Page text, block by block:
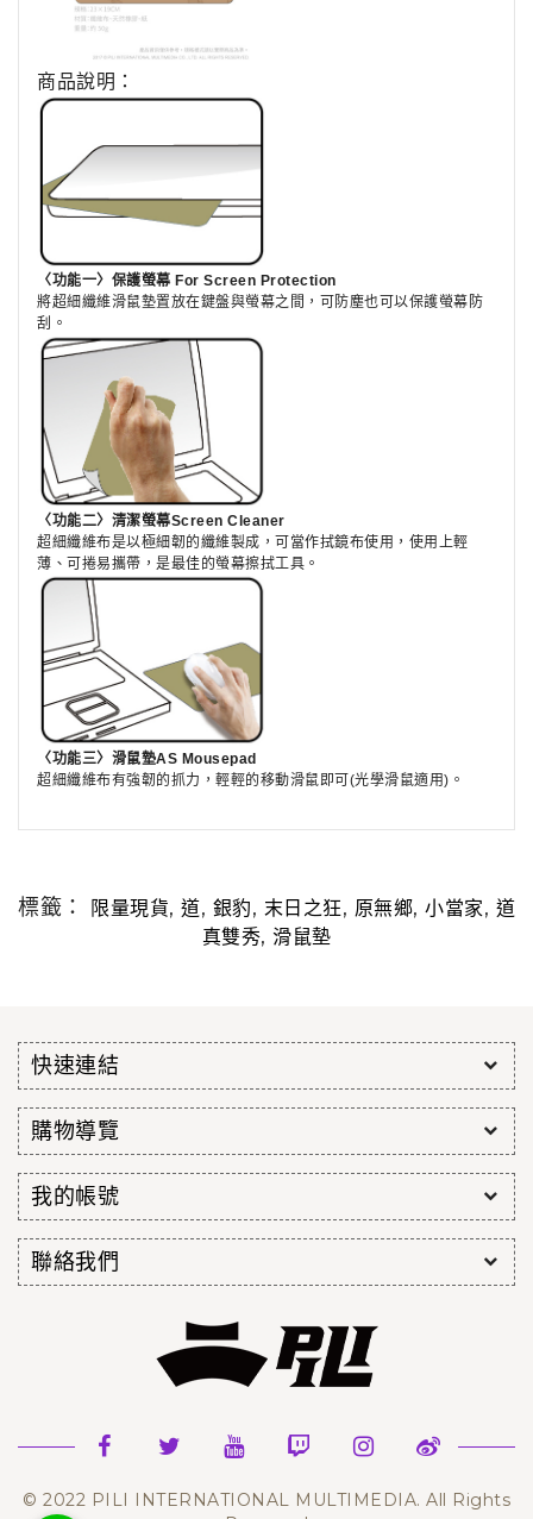
商品說明：
〈功能一〉保護螢幕 For Screen Protection
將超細纖維滑鼠墊置放在鍵盤與螢幕之間，可防塵也可以保護螢幕防
刮。
〈功能二〉清潔螢幕Screen Cleaner
超細纖維布是以極細韌的纖維製成，可當作拭鏡布使用，使用上輕
薄、可捲易攜帶，是最佳的螢幕擦拭工具。
〈功能三〉滑鼠墊AS Mousepad
超細纖維布有強韌的抓力，輕輕的移動滑鼠即可(光學滑鼠適用)。
標籤： 限量現貨, 道, 銀豹, 末日之狂, 原無鄉, 小當家, 道
真雙秀, 滑鼠墊
快速連結
購物導覽
我的帳號
聯絡我們
© 2022 PILI INTERNATIONAL MULTIMEDIA. All Rights